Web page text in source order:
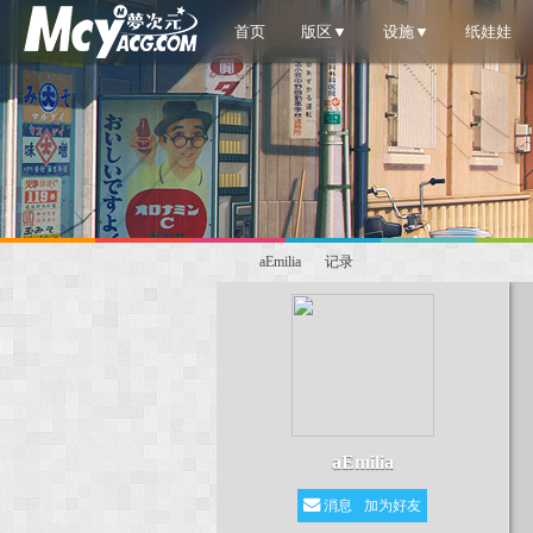
首页 版区▼ 设施▼ 纸娃娃
aEmilia 记录
aEmilia
消息 加为好友